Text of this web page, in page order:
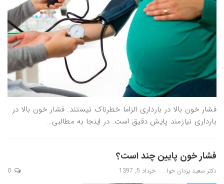
فشار خون بالا در بارداری الزاما خطرناک نیستند. فشار خون بالا در
بارداری نیازمند پایش دقیق است. در اینجا به مطالبی…
فشار خون پایین چند است؟
دکتر سعید یزدان خواه خرداد 5, 1397